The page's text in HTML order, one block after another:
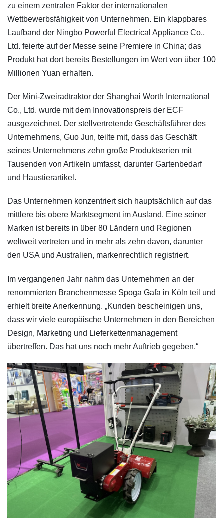
zu einem zentralen Faktor der internationalen
Wettbewerbsfähigkeit von Unternehmen. Ein klappbares
Laufband der Ningbo Powerful Electrical Appliance Co.,
Ltd. feierte auf der Messe seine Premiere in China; das
Produkt hat dort bereits Bestellungen im Wert von über 100
Millionen Yuan erhalten.
Der Mini-Zweiradtraktor der Shanghai Worth International
Co., Ltd. wurde mit dem Innovationspreis der ECF
ausgezeichnet. Der stellvertretende Geschäftsführer des
Unternehmens, Guo Jun, teilte mit, dass das Geschäft
seines Unternehmens zehn große Produktserien mit
Tausenden von Artikeln umfasst, darunter Gartenbedarf
und Haustierartikel.
Das Unternehmen konzentriert sich hauptsächlich auf das
mittlere bis obere Marktsegment im Ausland. Eine seiner
Marken ist bereits in über 80 Ländern und Regionen
weltweit vertreten und in mehr als zehn davon, darunter
den USA und Australien, markenrechtlich registriert.
Im vergangenen Jahr nahm das Unternehmen an der
renommierten Branchenmesse Spoga Gafa in Köln teil und
erhielt breite Anerkennung. „Kunden bescheinigen uns,
dass wir viele europäische Unternehmen in den Bereichen
Design, Marketing und Lieferkettenmanagement
übertreffen. Das hat uns noch mehr Auftrieb gegeben.“